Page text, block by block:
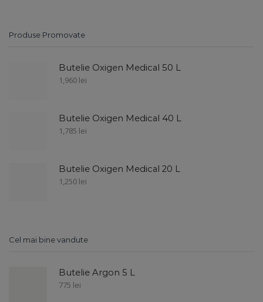
Produse Promovate
Butelie Oxigen Medical 50 L
1,960 lei
Butelie Oxigen Medical 40 L
1,785 lei
Butelie Oxigen Medical 20 L
1,250 lei
Cel mai bine vandute
Butelie Argon 5 L
775 lei